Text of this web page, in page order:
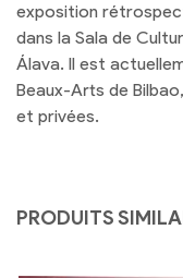
exposition
dans la Sala de
Álava. Il est
Beaux-Arts de
et privées.
PRODUITS